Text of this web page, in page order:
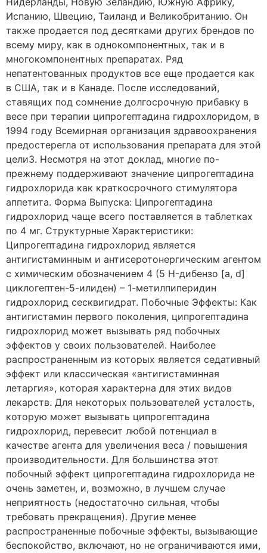
Испанию, Швецию, Таиланд и Великобританию. Он
также продается под десятками других брендов по
всему миру, как в однокомпонентных, так и в
многокомпонентных препаратах. Ряд
непатентованных продуктов все еще продается как
в США, так и в Канаде. После исследований,
ставящих под сомнение долгосрочную прибавку в
весе при терапии ципрогептадина гидрохлоридом, в
1994 году Всемирная организация здравоохранения
предостерегла от использования препарата для этой
цели3. Несмотря на этот доклад, многие по-
прежнему поддерживают значение ципрогептадина
гидрохлорида как краткосрочного стимулятора
аппетита. Форма Выпуска: Ципрогептадина
гидрохлорид чаще всего поставляется в таблетках
по 4 мг. Структурные Характеристики:
Ципрогептадина гидрохлорид является
антигистаминным и антисеротонергическим агентом
с химическим обозначением 4 (5 H-дибензо [a, d]
циклогептен-5-илиден) – 1-метилпиперидин
гидрохлорид сесквигидрат. Побочные Эффекты: Как
антигистамин первого поколения, ципрогептадина
гидрохлорид может вызывать ряд побочных
эффектов у своих пользователей. Наиболее
распространенным из которых является седативный
эффект или классическая «антигистаминная
летаргия», которая характерна для этих видов
лекарств. Для некоторых пользователей усталость,
которую может вызывать ципрогептадина
гидрохлорид, перевесит любой потенциал в
качестве агента для увеличения веса / повышения
производительности. Для большинства этот
побочный эффект ципрогептадина гидрохлорида не
очень заметен, и, возможно, в лучшем случае
неприятность (недостаточно сильная, чтобы
требовать прекращения). Другие менее
распространенные побочные эффекты, вызывающие
беспокойство, включают, но не ограничиваются ими,